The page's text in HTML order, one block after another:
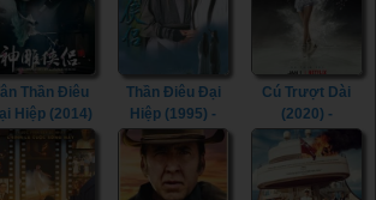
Thần Điêu
Hiệp (2014)
Romance
the Condor
(2014)
Thần Điêu Đại
Hiệp (1995) -
Return of The
Condor Heroes
(1995)
Cú Trượt Dài
(2020) -
Spinning Out
(2020)